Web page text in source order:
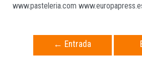
www.pasteleria.com
← Entrada